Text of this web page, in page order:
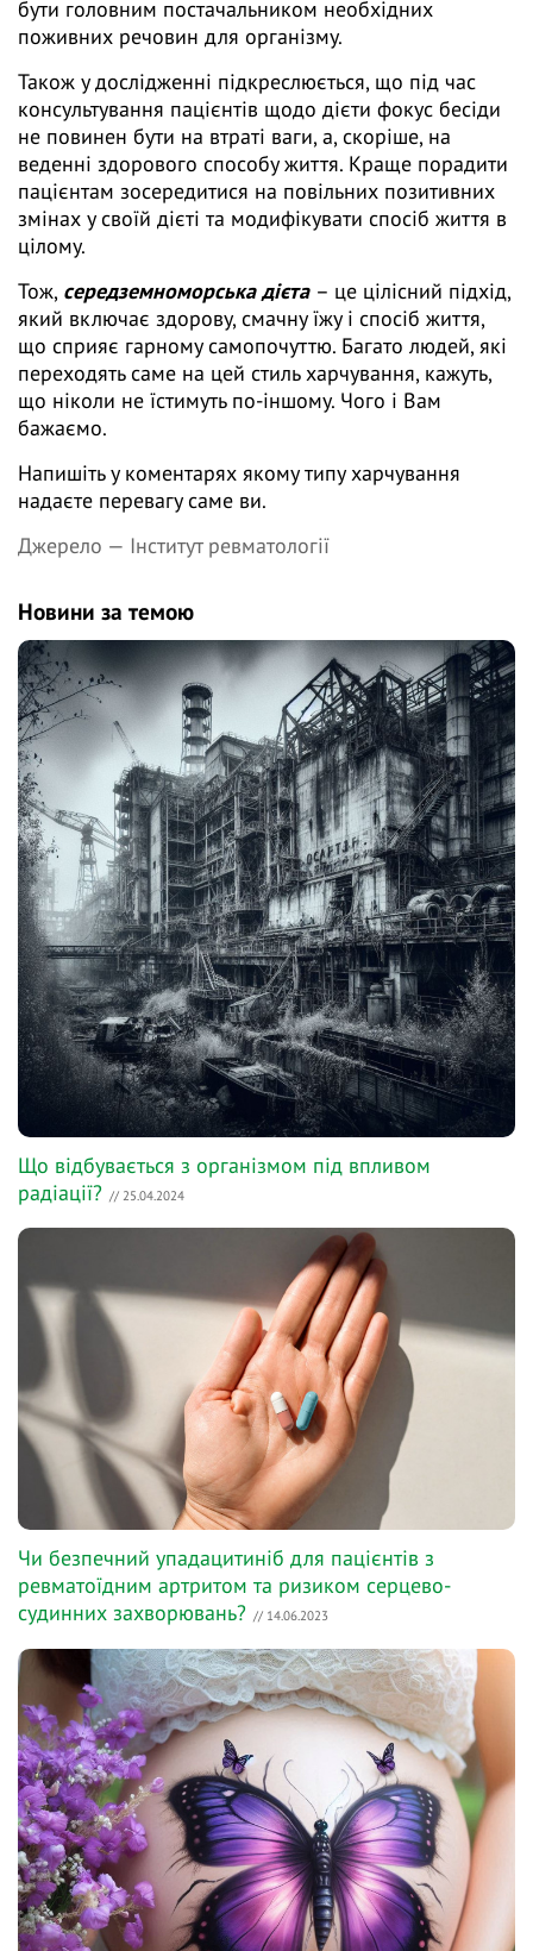
бути головним постачальником необхідних
поживних речовин для організму.
Також у дослідженні підкреслюється, що під час
консультування пацієнтів щодо дієти фокус бесіди
не повинен бути на втраті ваги, а, скоріше, на
веденні здорового способу життя. Краще порадити
пацієнтам зосередитися на повільних позитивних
змінах у своїй дієті та модифікувати спосіб життя в
цілому.
Тож, середземноморська дієта – це цілісний підхід,
який включає здорову, смачну їжу і спосіб життя,
що сприяє гарному самопочуттю. Багато людей, які
переходять саме на цей стиль харчування, кажуть,
що ніколи не їстимуть по-іншому. Чого і Вам
бажаємо.
Напишіть у коментарях якому типу харчування
надаєте перевагу саме ви.
Джерело — Інститут ревматології
Новини за темою
Що відбувається з організмом під впливом
радіації? // 25.04.2024
Чи безпечний упадацитиніб для пацієнтів з
ревматоїдним артритом та ризиком серцево-
судинних захворювань? // 14.06.2023